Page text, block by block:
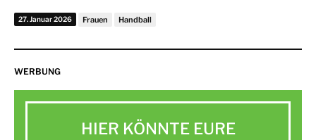
27. Januar 2026 Frauen Handball
WERBUNG
HIER KÖNNTE EURE